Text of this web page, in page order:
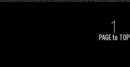
PAGE to TOP